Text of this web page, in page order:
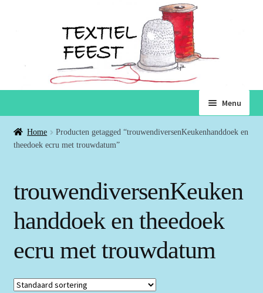
naar
navigatie
de
inhoud
Menu
Home
Winkelmand
Voorwaarden
Over ons
Home
Producten getagged “trouwendiversenKeukenhanddoek en
theedoek ecru met trouwdatum”
trouwendiversenKeuken
handdoek en theedoek
ecru met trouwdatum